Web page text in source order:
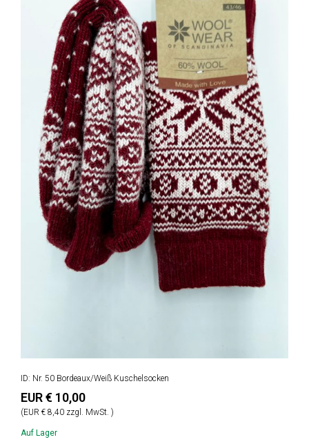
ID: Nr. 50 Bordeaux/Weiß Kuschelsocken
EUR € 10,00
(EUR € 8,40 zzgl. MwSt. )
Auf Lager